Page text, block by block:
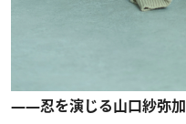
――忍を演じる山口紗弥加